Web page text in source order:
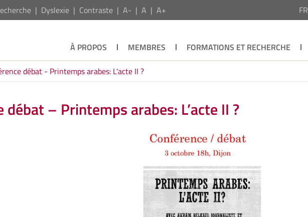
Dyslexie Contraste A- A A+ FR
À PROPOS MEMBRES FORMATIONS ET RECHERCHE
débat - Printemps arabes: L'acte II ?
débat – Printemps arabes: L’acte II ?